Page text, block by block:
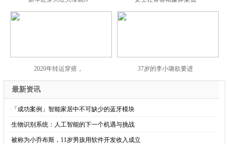
2020年转运穿搭， 37岁的李小璐欲要进
最新资讯
· 「成功案例」智能家居中不可缺少的蓝牙模块
·生物识别系统：人工智能的下一个机遇与挑战
·被称为小乔布斯，11岁男孩用软件开发收入成立